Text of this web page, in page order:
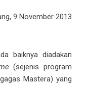
9 November 2013
baiknya diadakan
(sejenis program
Mastera) yang